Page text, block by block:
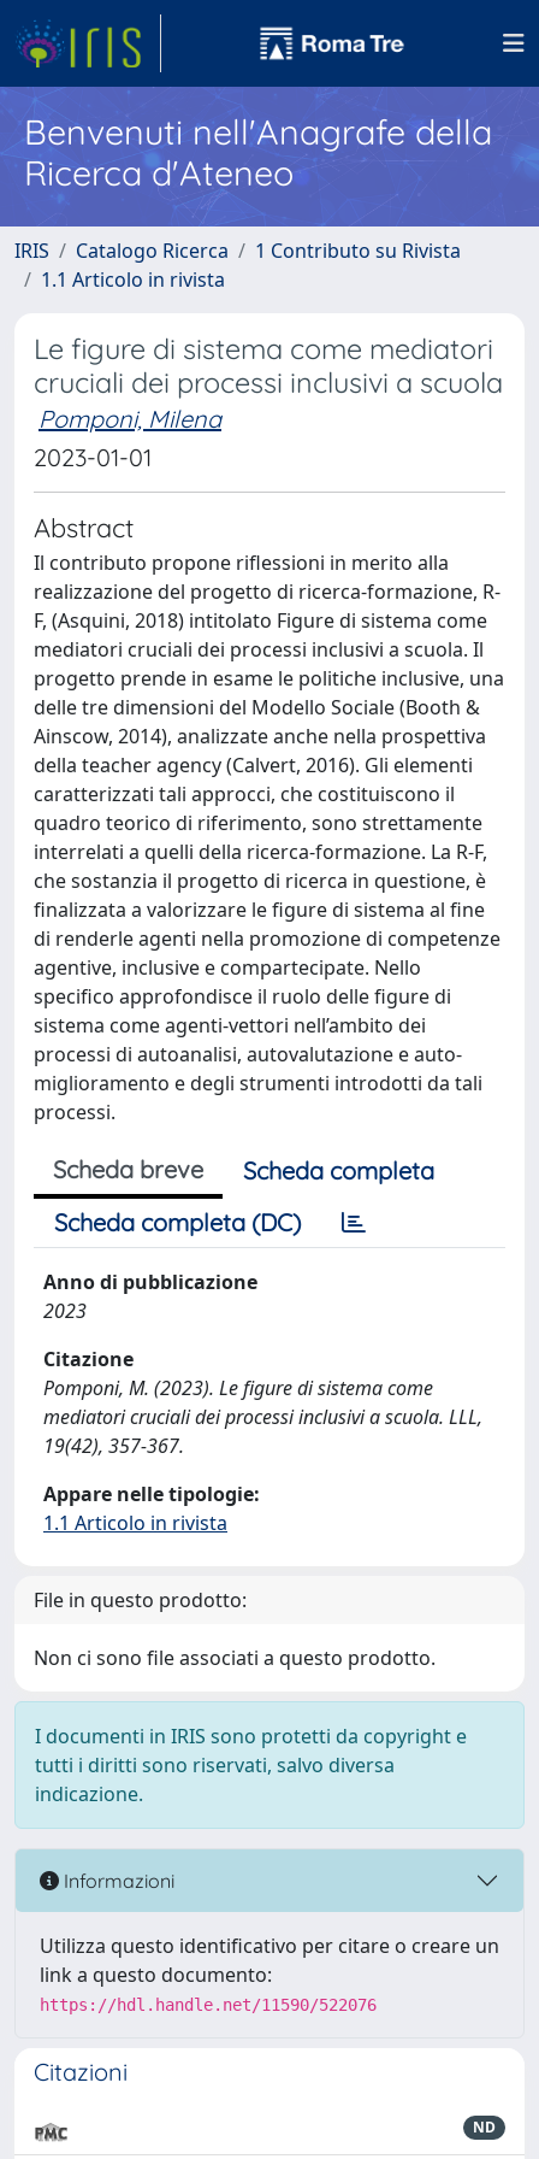
Benvenuti nell'Anagrafe della
Ricerca d'Ateneo
IRIS Catalogo Ricerca
1 Contributo su Rivista
1.1 Articolo in rivista
Le figure di sistema come mediatori
cruciali dei processi inclusivi a scuola
Pomponi, Milena
2023-01-01
Abstract
Il contributo propone riflessioni in merito alla
realizzazione del progetto di ricerca-formazione, R-
F, (Asquini, 2018) intitolato Figure di sistema come
mediatori cruciali dei processi inclusivi a scuola. Il
progetto prende in esame le politiche inclusive, una
delle tre dimensioni del Modello Sociale (Booth &
Ainscow, 2014), analizzate anche nella prospettiva
della teacher agency (Calvert, 2016). Gli elementi
caratterizzati tali approcci, che costituiscono il
quadro teorico di riferimento, sono strettamente
interrelati a quelli della ricerca-formazione. La R-F,
che sostanzia il progetto di ricerca in questione, è
finalizzata a valorizzare le figure di sistema al fine
di renderle agenti nella promozione di competenze
agentive, inclusive e compartecipate. Nello
specifico approfondisce il ruolo delle figure di
sistema come agenti-vettori nell’ambito dei
processi di autoanalisi, autovalutazione e auto-
miglioramento e degli strumenti introdotti da tali
processi.
Scheda breve
Scheda completa
Scheda completa (DC)
Anno di pubblicazione
2023
Citazione
Pomponi, M. (2023). Le figure di sistema come
mediatori cruciali dei processi inclusivi a scuola. LLL,
19(42), 357-367.
Appare nelle tipologie:
1.1 Articolo in rivista
File in questo prodotto:
Non ci sono file associati a questo prodotto.
I documenti in IRIS sono protetti da copyright e
tutti i diritti sono riservati, salvo diversa
indicazione.
Informazioni
Utilizza questo identificativo per citare o creare un
link a questo documento:
https://hdl.handle.net/11590/522076
Citazioni
ND